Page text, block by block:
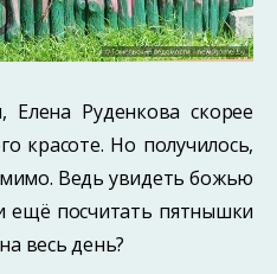
Елена Руденкова скорее
красоте. Но получилось,
Ведь увидеть божью
ещё посчитать пятнышки
весь день?